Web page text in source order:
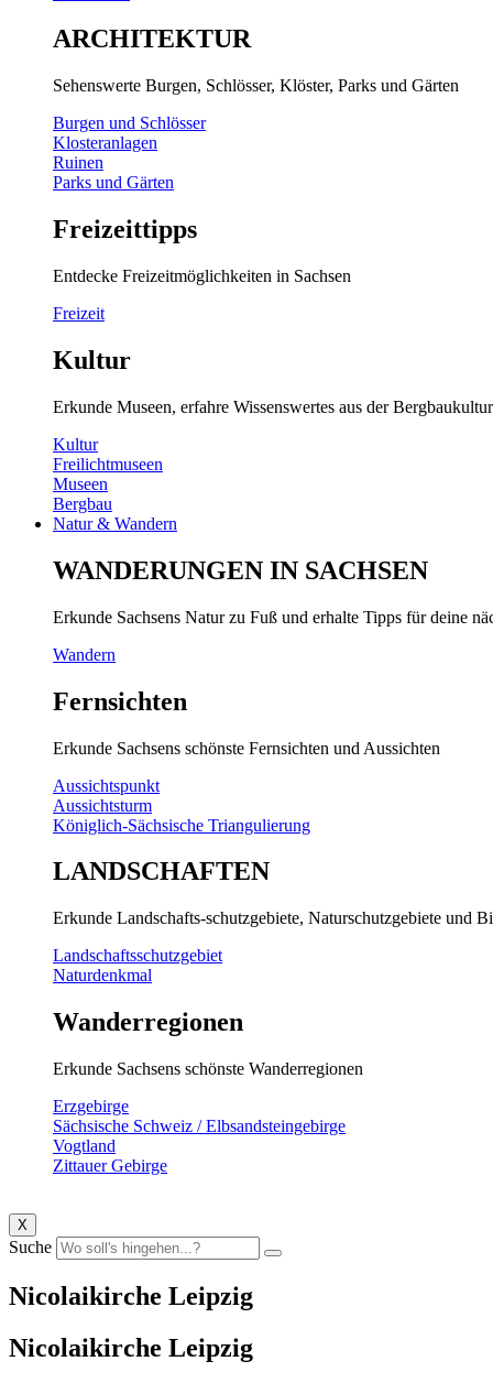
ARCHITEKTUR
Sehenswerte Burgen, Schlösser, Klöster, Parks und Gärten
Burgen und Schlösser
Klosteranlagen
Ruinen
Parks und Gärten
Freizeittipps
Entdecke Freizeitmöglichkeiten in Sachsen
Freizeit
Kultur
Erkunde Museen, erfahre Wissenswertes aus der
Kultur
Freilichtmuseen
Museen
Bergbau
Natur & Wandern
WANDERUNGEN IN SACHSEN
Erkunde Sachsens Natur zu Fuß und erhalte Tipps für deine
Wandern
Fernsichten
Erkunde Sachsens schönste Fernsichten und Aussichten
Aussichtspunkt
Aussichtsturm
Königlich-Sächsische Triangulierung
LANDSCHAFTEN
Erkunde Landschafts-schutzgebiete, Naturschutzgebiete und
Landschaftsschutzgebiet
Naturdenkmal
Wanderregionen
Erkunde Sachsens schönste Wanderregionen
Erzgebirge
Sächsische Schweiz / Elbsandsteingebirge
Vogtland
Zittauer Gebirge
X
Suche
Nicolaikirche Leipzig
Nicolaikirche Leipzig